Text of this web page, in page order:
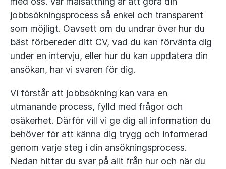
jobbsökningsprocess så enkel och transparent
som möjligt. Oavsett om du undrar över hur du
bäst förbereder ditt CV, vad du kan förvänta dig
under en intervju, eller hur du kan uppdatera din
ansökan, har vi svaren för dig.
Vi förstår att jobbsökning kan vara en
utmanande process, fylld med frågor och
osäkerhet. Därför vill vi ge dig all information du
behöver för att känna dig trygg och informerad
genom varje steg i din ansökningsprocess.
Nedan hittar du svar på allt från hur och när du